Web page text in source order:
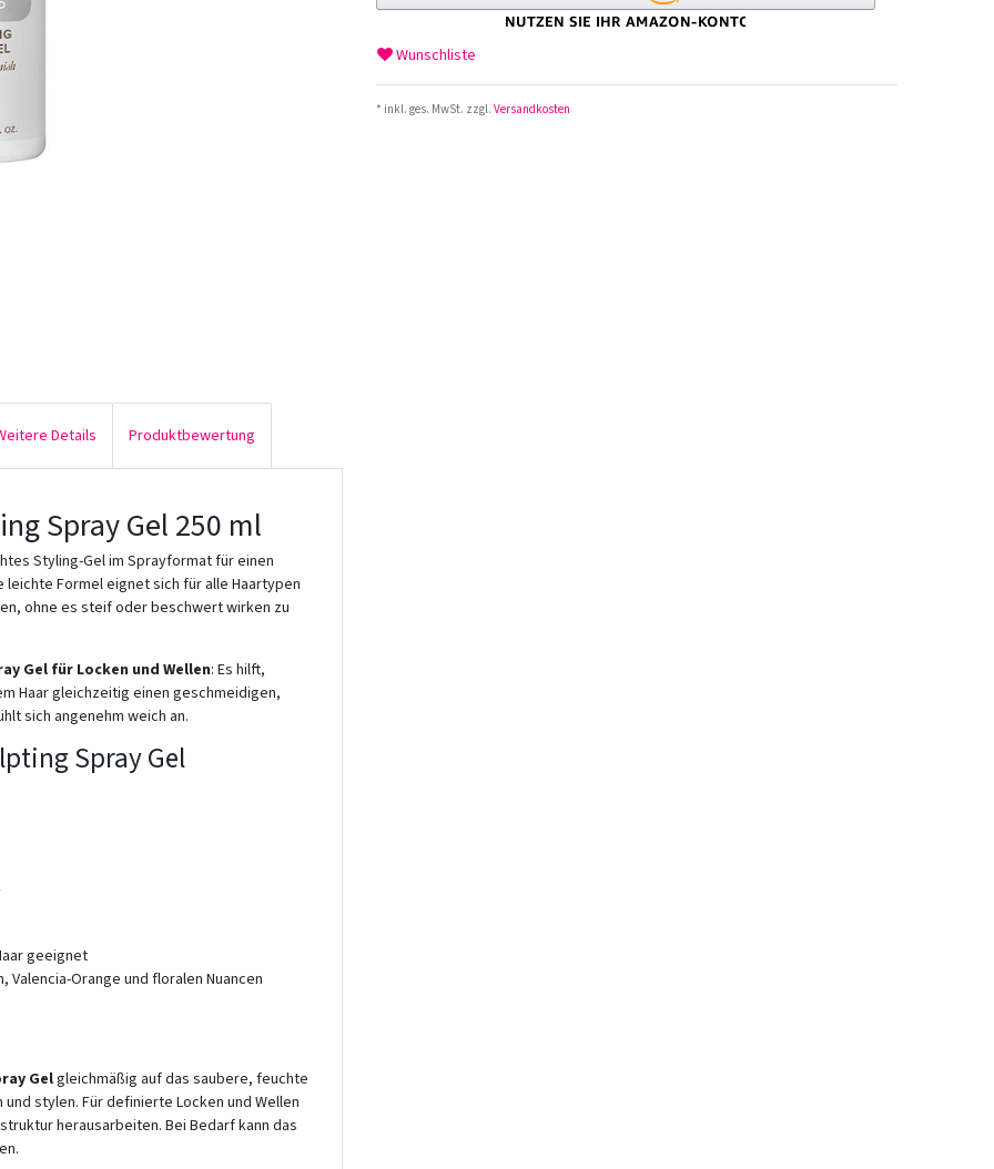
Wunschliste
* inkl. ges. MwSt. zzgl. Versandkosten
Details Produktbewertung
Spray Gel 250 ml
Styling-Gel im Sprayformat für einen
leichte Formel eignet sich für alle Haartypen
ohne es steif oder beschwert wirken zu
Gel für Locken und Wellen: Es hilft,
Haar gleichzeitig einen geschmeidigen,
sich angenehm weich an.
Spray Gel
geeignet
Orange und floralen Nuancen
Gelgleichmäßig auf das saubere, feuchte
stylen. Für definierte Locken und Wellen
herausarbeiten. Bei Bedarf kann das